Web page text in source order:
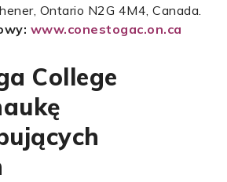
Ontario N2G 4M4, Canada.
www.conestogac.on.ca
College